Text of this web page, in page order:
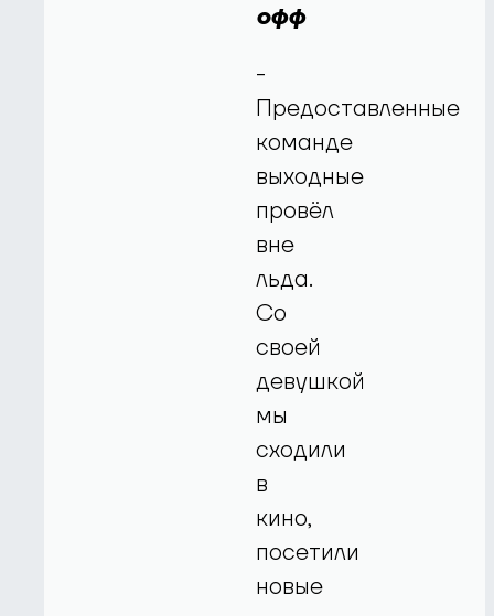
офф
-
Предоставленные
команде
выходные
провёл
вне
льда.
Со
своей
девушкой
мы
сходили
в
кино,
посетили
новые